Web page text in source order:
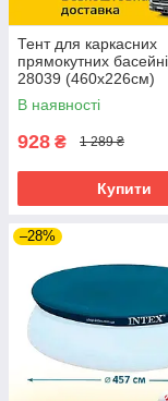
Тент для каркасних
прямокутних
28039 (460x226см)
В наявності
928 ₴ 1 289 ₴
Купити
–28%